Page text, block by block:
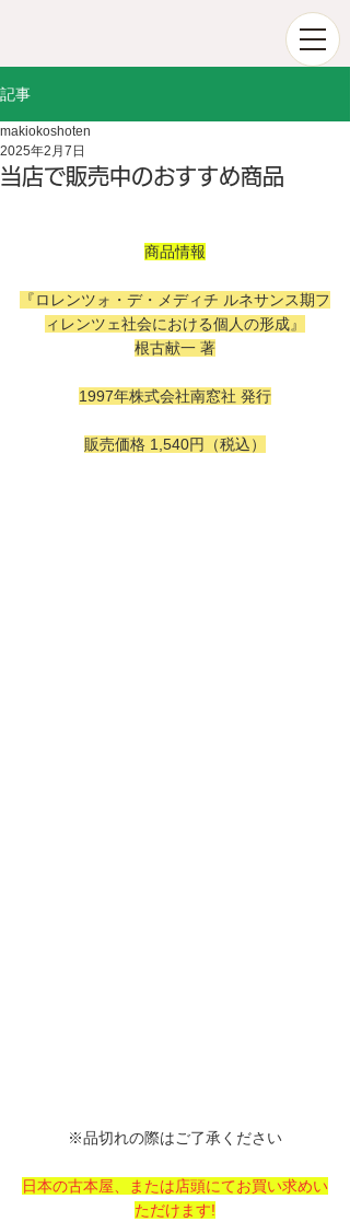
記事
当店で販売中のおすすめ商品
makiokoshoten
2025年2月7日
商品情報
『ロレンツォ・デ・メディチ ルネサンス期フ
ィレンツェ社会における個人の形成』
根古献一 著
1997年株式会社南窓社 発行
販売価格 1,540円（税込）
※品切れの際はご了承ください
日本の古本屋、または店頭にてお買い求めい
ただけます!